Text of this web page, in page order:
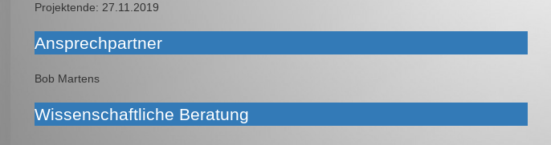
Projektende: 27.11.2019
Ansprechpartner
Bob Martens
Wissenschaftliche Beratung